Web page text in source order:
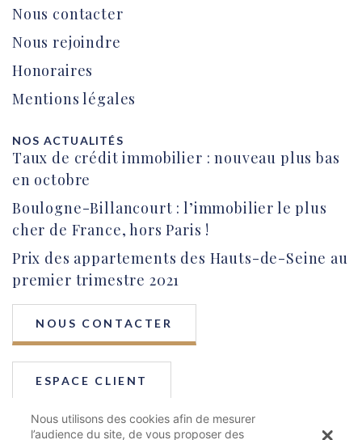
Nous contacter
Nous rejoindre
Honoraires
Mentions légales
NOS ACTUALITÉS
Taux de crédit immobilier : nouveau plus bas
en octobre
Boulogne-Billancourt : l’immobilier le plus
cher de France, hors Paris !
Prix des appartements des Hauts-de-Seine au
premier trimestre 2021
NOUS CONTACTER
ESPACE CLIENT
Nous utilisons des cookies afin de mesurer
l’audience du site, de vous proposer des